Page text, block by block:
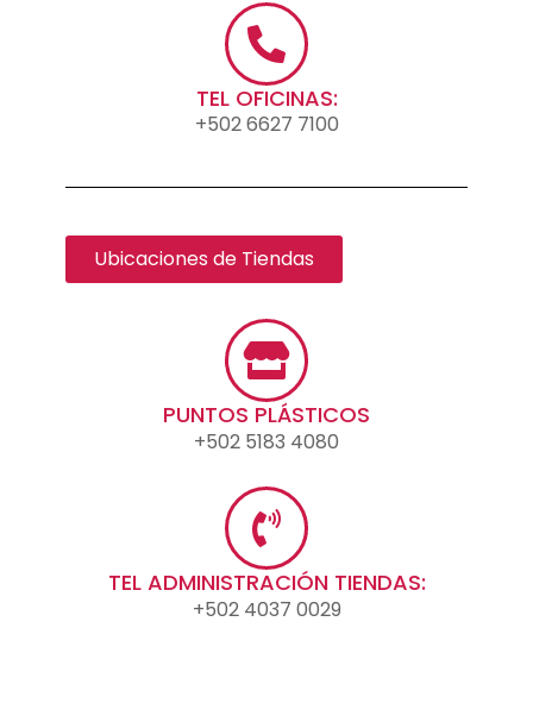
TEL OFICINAS:
+502 6627 7100
Ubicaciones de Tiendas
PUNTOS PLÁSTICOS
+502 5183 4080
TEL ADMINISTRACIÓN TIENDAS:
+502 4037 0029